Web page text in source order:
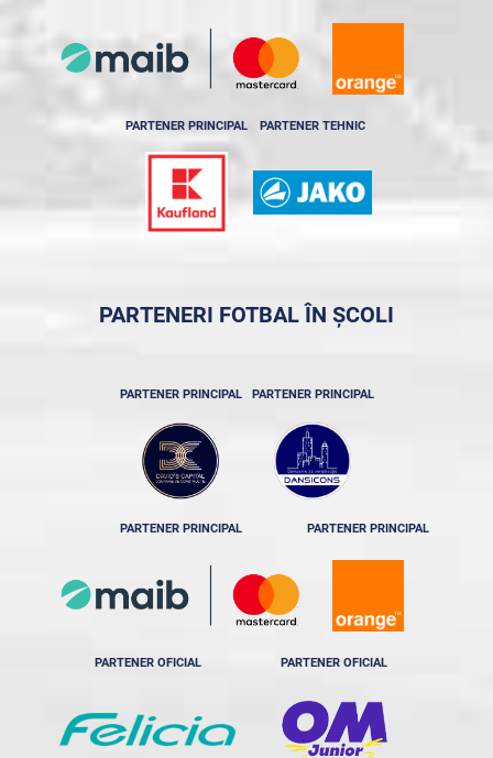
PARTENER PRINCIPAL PARTENER TEHNIC
PARTENERI FOTBAL ÎN ȘCOLI
PARTENER PRINCIPAL PARTENER PRINCIPAL
PARTENER PRINCIPAL PARTENER PRINCIPAL
PARTENER OFICIAL PARTENER OFICIAL